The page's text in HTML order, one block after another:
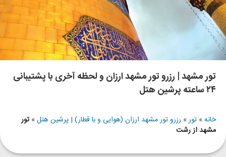
تور مشهد | رزرو تور مشهد ارزان و لحظه آخری با پشتیبانی
۲۴ ساعته پرشین هتل
خانه» تور» رزرو تور مشهد ارزان (هوایی و با قطار) | پرشین هتل»تور
مشهد از رشت